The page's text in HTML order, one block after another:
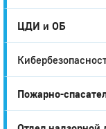
ЦДИ и ОБ
Пожарно-